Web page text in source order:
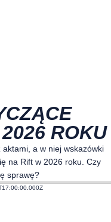
ROKU
aktami, a w niej wskazówki
na Rift w 2026 roku. Czy
sprawę?